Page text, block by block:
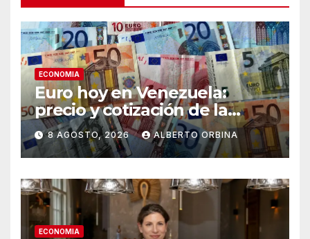
ECONOMIA
Euro hoy en Venezuela:
precio y cotización de la
divisa este sábado 8 de
agosto de 2026
8 AGOSTO, 2026 ALBERTO ORBINA
ECONOMIA